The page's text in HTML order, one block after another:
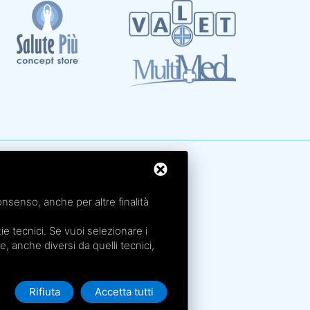
Felsinee
dell’Agriturismo - Villaggio della Salute Più
Acquabios
anche per altre finalità
tecnici. Se vuoi selezionare i
anche diversi da quelli tecnici,
Rifiuta Accetta tutti